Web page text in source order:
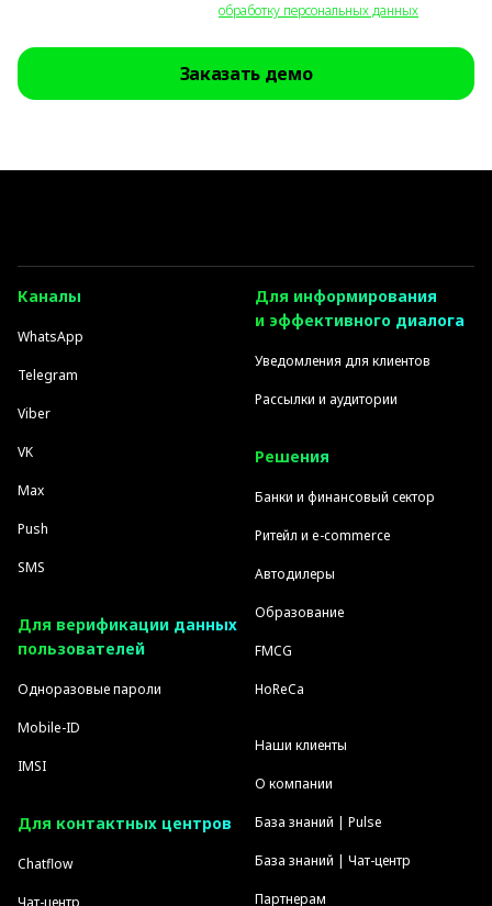
обработку персональных данных
Заказать демо
Каналы
WhatsApp
Telegram
Viber
VK
Max
Push
SMS
Для верификации данных
пользователей
Одноразовые пароли
Mobile-ID
IMSI
Для контактных центров
Chatflow
Для информирования
и эффективного диалога
Уведомления для клиентов
Рассылки и аудитории
Решения
Банки и финансовый сектор
Ритейл и e-commerce
Автодилеры
Образование
FMCG
HoReCa
Наши клиенты
О компании
База знаний | Pulse
База знаний | Чат-центр
Партнерам